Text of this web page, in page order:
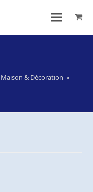
Maison & Décoration »